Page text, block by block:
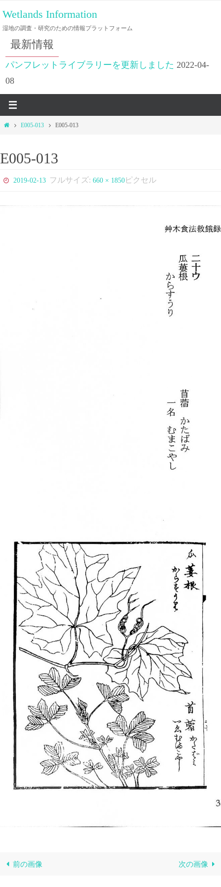
ン
テ
ツ
ス
プ
Wetlands Information
湿地の調査・研究のための情報プラットフォーム
最新情報
パンフレットライブラリーを更新しました 2022-04-
08
ホ
E005-013 E005-013
E005-013
2019-02-13 フルサイズ:660 × 1850 ピクセル
前の画像 次の画像